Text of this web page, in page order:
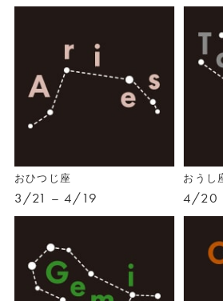
おひつじ座
3/21 – 4/19
おうし
4/20